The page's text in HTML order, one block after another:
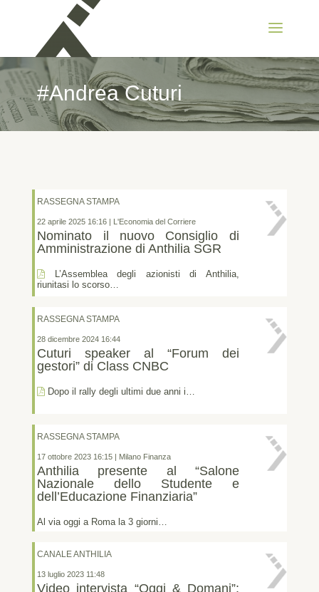
#Andrea Cuturi
RASSEGNA STAMPA
22 aprile 2025 16:16 | L'Economia del Corriere
Nominato il nuovo Consiglio di
Amministrazione di Anthilia SGR
L’Assemblea degli azionisti di Anthilia,
riunitasi lo scorso…
RASSEGNA STAMPA
28 dicembre 2024 16:44
Cuturi speaker al “Forum dei
gestori” di Class CNBC
Dopo il rally degli ultimi due anni i…
RASSEGNA STAMPA
17 ottobre 2023 16:15 | Milano Finanza
Anthilia presente al “Salone
Nazionale dello Studente e
dell’Educazione Finanziaria”
Al via oggi a Roma la 3 giorni…
CANALE ANTHILIA
13 luglio 2023 11:48
Video intervista “Oggi & Domani”: